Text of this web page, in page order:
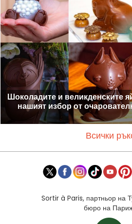
Шоколадите и великденските
нашият избор от
Всички
Sortir à Paris, партньор на
бюро на